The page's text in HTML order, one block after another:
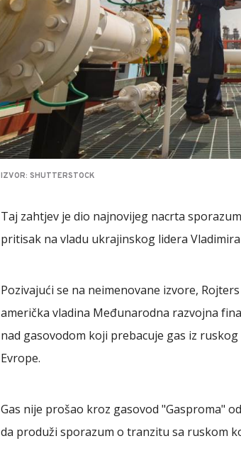
IZVOR: SHUTTERSTOCK
Taj zahtjev je dio najnovijeg nacrta
pritisak na vladu ukrajinskog lidera
Pozivajući se na neimenovane izvore,
američka vladina Međunarodna razvojna
nad gasovodom koji prebacuje gas iz
Evrope.
Gas nije prošao kroz gasovod "Gasproma"
da produži sporazum o tranzitu sa ruskom